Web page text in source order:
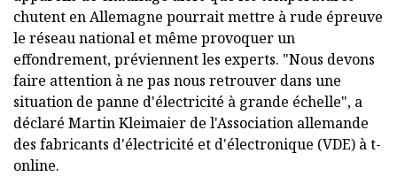
chutent en Allemagne pourrait mettre à rude épreuve
le réseau national et même provoquer un
effondrement, préviennent les experts. "Nous devons
faire attention à ne pas nous retrouver dans une
situation de panne d'électricité à grande échelle", a
déclaré Martin Kleimaier de l'Association allemande
des fabricants d'électricité et d'électronique (VDE) à t-
online.